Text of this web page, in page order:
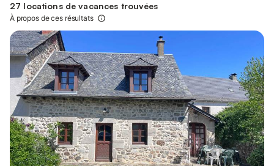
27 locations de vacances trouvées
À propos de ces résultats